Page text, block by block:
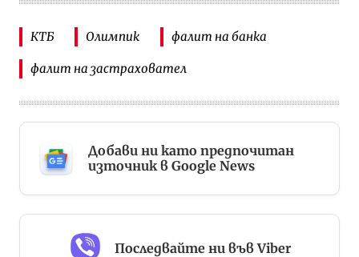
КТБ Олимпик фалит на банка
фалит на застраховател
Добави ни като предпочитан
източник в Google News
Последвайте ни във Viber